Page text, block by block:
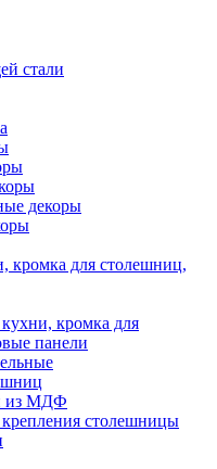
стали
декоры
кромка для столешниц,
кромка для
панели
из МДФ
столешницы